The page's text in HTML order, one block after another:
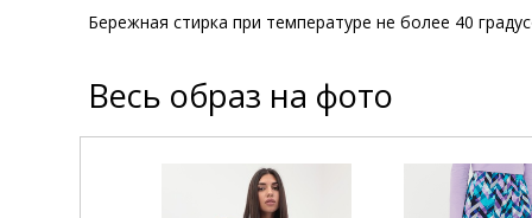
Бережная стирка при температуре не более 40
Весь образ на фото